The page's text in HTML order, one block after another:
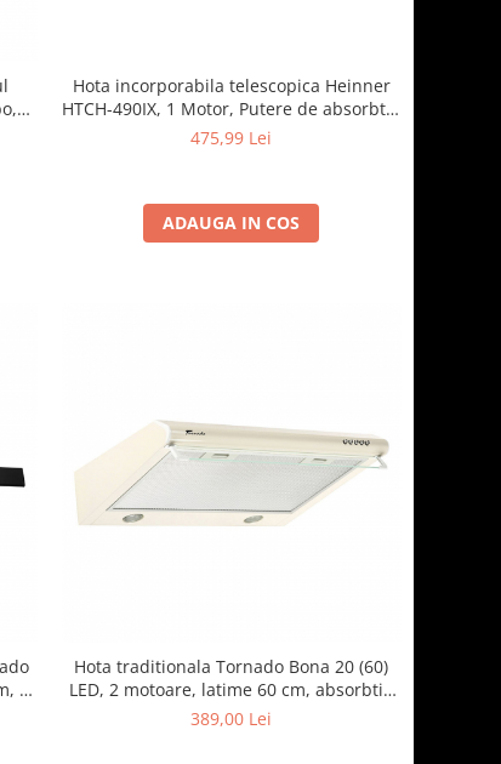
Hota incorporabila telescopica Heinner
HTCH-490IX, 1 Motor, Putere de absorbtie
413.5 m3/H, Lumina LED, 90 cm, Inox
475,99 Lei
ADAUGA IN COS
3
Hota traditionala Tornado Bona 20 (60)
LED, 2 motoare, latime 60 cm, absorbtie
560 m3/ora, filtru anti-grasimi aluminiu 5
389,00 Lei